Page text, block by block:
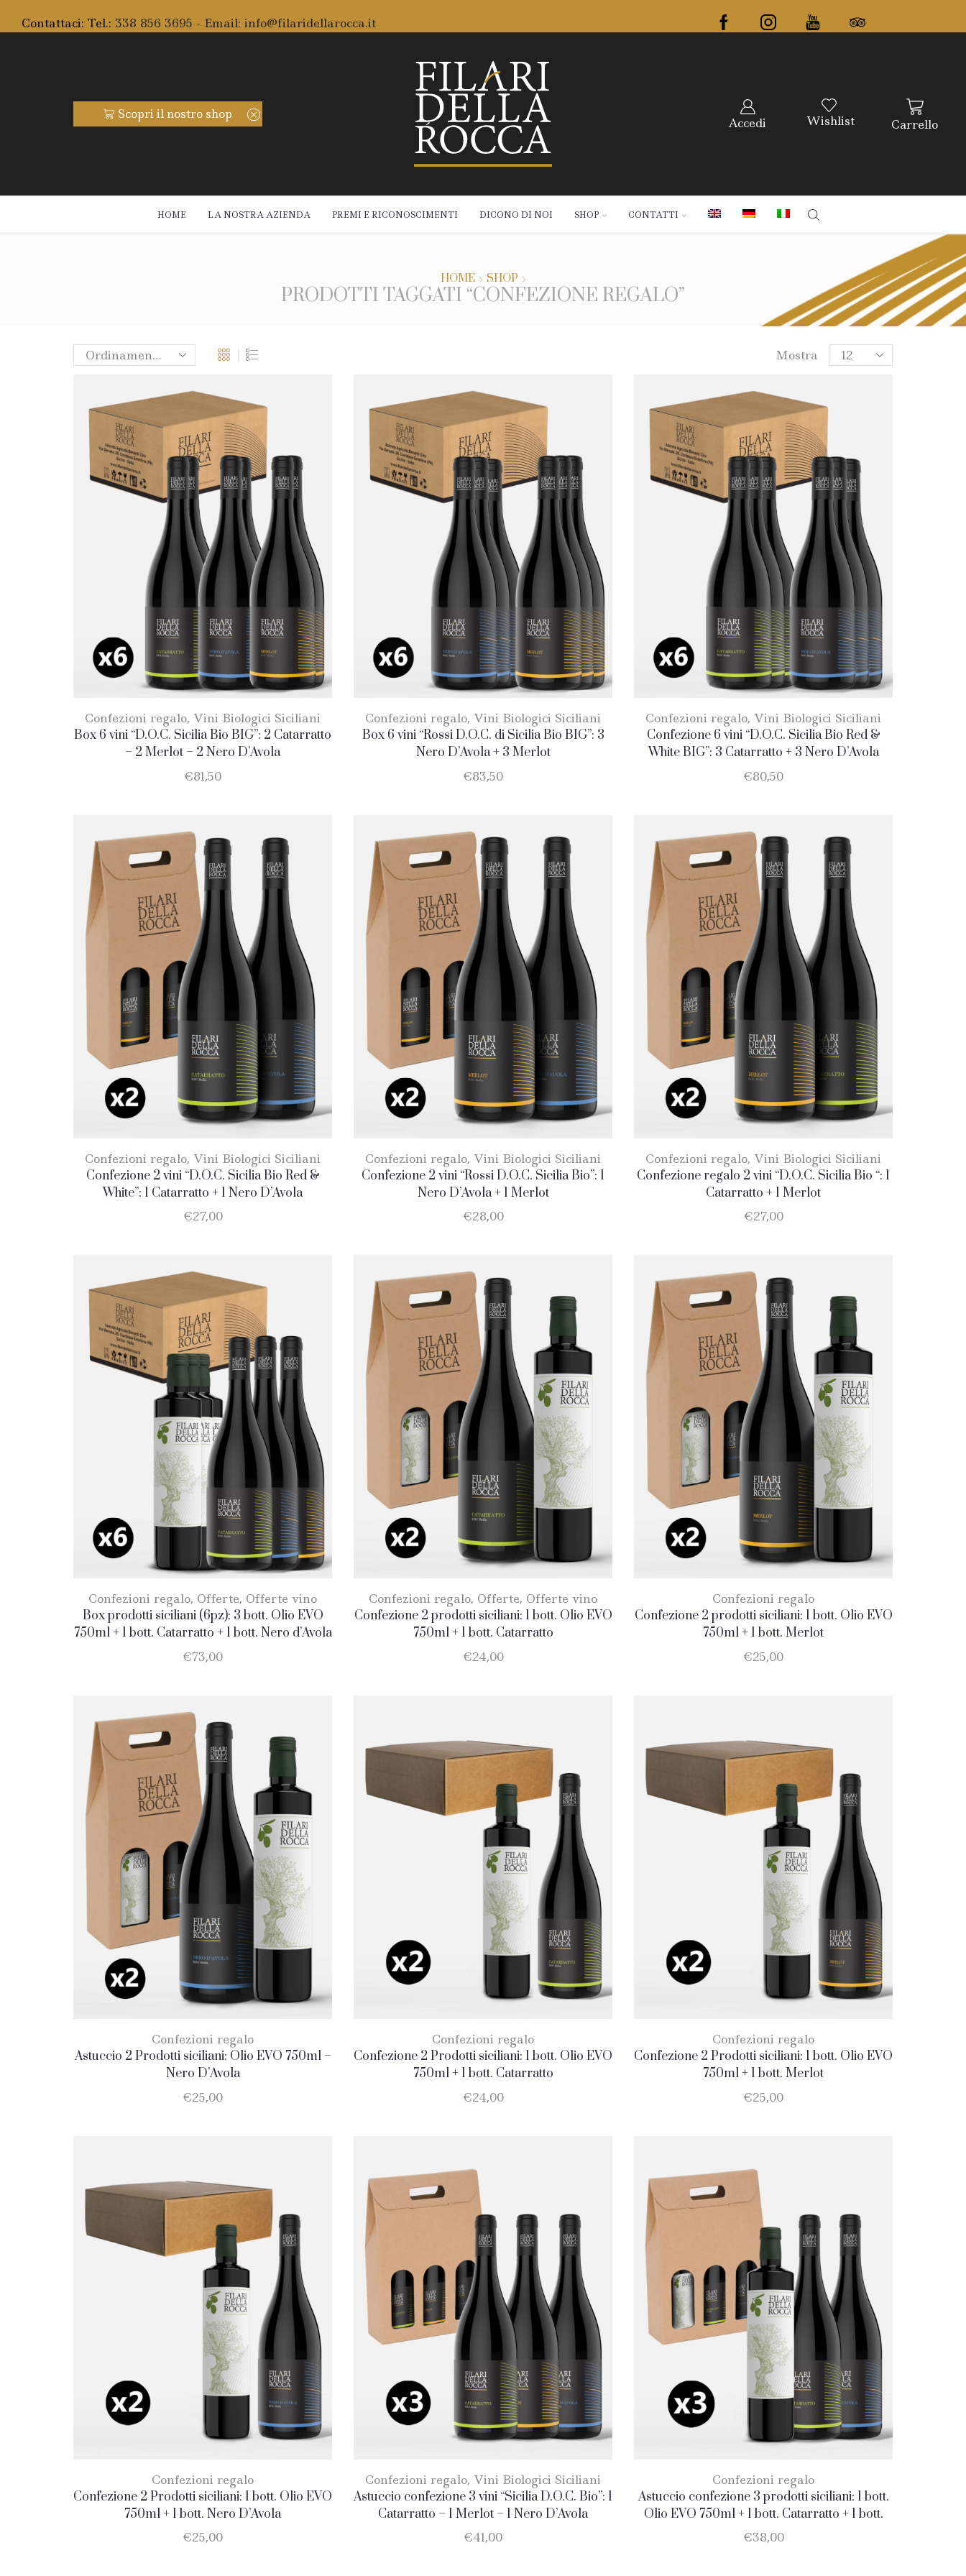
Contattaci: Tel.: 338 856 3695 - Email: info@filaridellarocca.it
Scopri il nostro shop Spedizioni gratuite da 59€
Accedi Wishlist Carrello
HOME LA NOSTRA AZIENDA PREMI E RICONOSCIMENTI DICONO DI NOI SHOP CONTATTI
HOME SHOP
PRODOTTI TAGGATI “CONFEZIONE REGALO”
Mostra
Confezioni regalo, Vini Biologici Siciliani
Box 6 vini “D.O.C. Sicilia Bio BIG”: 2 Catarratto
– 2 Merlot – 2 Nero D’Avola
€81,50
Confezioni regalo, Vini Biologici Siciliani
Box 6 vini “Rossi D.O.C. di Sicilia Bio BIG”: 3
Nero D’Avola + 3 Merlot
€83,50
Confezioni regalo, Vini Biologici Siciliani
Confezione 6 vini “D.O.C. Sicilia Bio Red &
White BIG”: 3 Catarratto + 3 Nero D’Avola
€80,50
Confezioni regalo, Vini Biologici Siciliani
Confezione 2 vini “D.O.C. Sicilia Bio Red &
White”: 1 Catarratto + 1 Nero D’Avola
€27,00
Confezioni regalo, Vini Biologici Siciliani
Confezione 2 vini “Rossi D.O.C. Sicilia Bio”: 1
Nero D’Avola + 1 Merlot
€28,00
Confezioni regalo, Vini Biologici Siciliani
Confezione regalo 2 vini “D.O.C. Sicilia Bio “: 1
Catarratto + 1 Merlot
€27,00
Confezioni regalo, Offerte, Offerte vino
Box prodotti siciliani (6pz): 3 bott. Olio EVO
750ml + 1 bott. Catarratto + 1 bott. Nero d’Avola
+ 1 bott. Merlot
€73,00
Confezioni regalo, Offerte, Offerte vino
Confezione 2 prodotti siciliani: 1 bott. Olio EVO
750ml + 1 bott. Catarratto
€24,00
Confezioni regalo
Confezione 2 prodotti siciliani: 1 bott. Olio EVO
750ml + 1 bott. Merlot
€25,00
Confezioni regalo
Astuccio 2 Prodotti siciliani: Olio EVO 750ml –
Nero D’Avola
€25,00
Confezioni regalo
Confezione 2 Prodotti siciliani: 1 bott. Olio EVO
750ml + 1 bott. Catarratto
€24,00
Confezioni regalo
Confezione 2 Prodotti siciliani: 1 bott. Olio EVO
750ml + 1 bott. Merlot
€25,00
Confezioni regalo
Confezione 2 Prodotti siciliani: 1 bott. Olio EVO
750ml + 1 bott. Nero D’Avola
€25,00
Confezioni regalo, Vini Biologici Siciliani
Astuccio confezione 3 vini “Sicilia D.O.C. Bio”: 1
Catarratto – 1 Merlot – 1 Nero D’Avola
€41,00
Confezioni regalo
Astuccio confezione 3 prodotti siciliani: 1 bott.
Olio EVO 750ml + 1 bott. Catarratto + 1 bott.
Nero D’Avola
€38,00